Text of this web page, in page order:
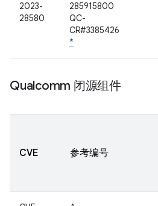
2023-
28580
285915800
QC-
CR#3385426
*
Qualcomm 闭源组件
CVE 参考编号